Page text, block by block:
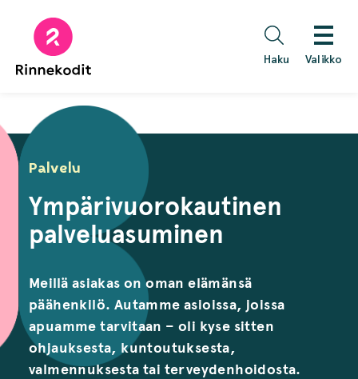
sisältöön
Haku Valikko
Palvelu
Ympärivuorokautinen
palveluasuminen
Meillä asiakas on oman elämänsä
päähenkilö. Autamme asioissa, joissa
apuamme tarvitaan – oli kyse sitten
ohjauksesta, kuntoutuksesta,
valmennuksesta tai terveydenhoidosta.